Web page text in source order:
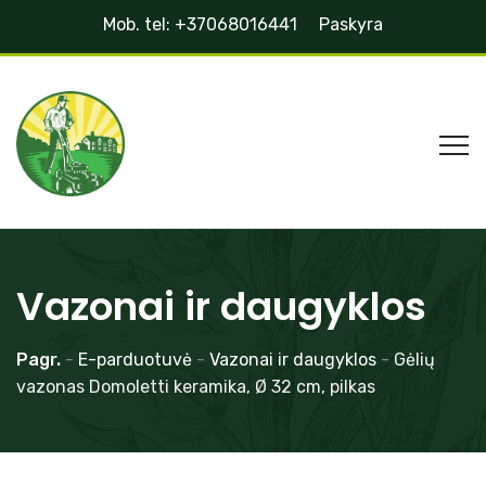
Mob. tel: +37068016441 Paskyra
Vazonai ir daugyklos
Pagr. - E-parduotuvė - Vazonai ir daugyklos - Gėlių
vazonas Domoletti keramika, Ø 32 cm, pilkas